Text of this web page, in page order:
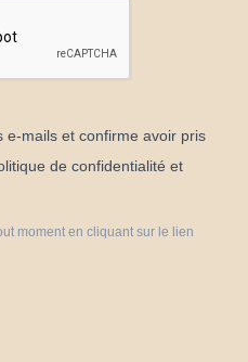
e-mails et confirme avoir pris
de confidentialité et
moment en cliquant sur le lien